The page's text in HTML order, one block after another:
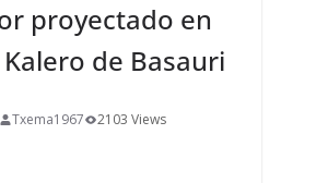
proyectado en
de Basauri
Txema1967 2103 Views